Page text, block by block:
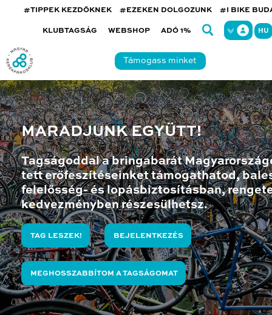
#TIPPEK KEZDŐKNEK #EZEKEN DOLGOZUNK #I BIKE
KLUBTAGSÁG WEBSHOP ADÓ 1% HU
Támogass minket
MARADJUNK EGYÜTT!
Tagságoddal a bringabarát
tett erőfeszítéseinket támogathatod,
felelősség- és lopásbiztosításban,
kedvezményben részesülhetsz.
TAG LESZEK! BEJELENTKEZÉS
MEGHOSSZABBÍTOM A TAGSÁGOMAT